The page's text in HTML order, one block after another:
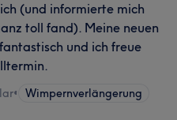
(und informierte mich
toll fand). Meine neuen
und ich freue
• Wimpernverlängerung